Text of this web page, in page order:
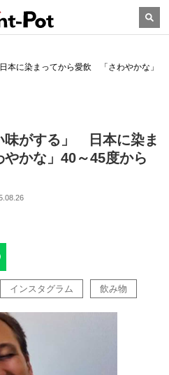
本に染まってから愛飲 「さわやかな」
味がする」 日本に染ま
かな」40～45度から
インスタグラム 飲み物